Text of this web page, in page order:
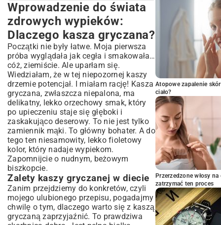
Wprowadzenie do świata zdrowych
wypieków: Dlaczego kasza gryczana?
Zalety kaszy gryczanej w diecie
Bezglutenowa alternatywa dla
tradycyjnych ciast
Kompletny przepis na zdrowe ciasto z
kaszy gryczanej
Niezbędne składniki do przygotowania
ciasta
Krok po kroku: Jak przygotować idealne
ciasto gryczane?
Wariacje i modyfikacje: Personalizuj
swoje zdrowe ciasto!
Dodatki owocowe i warzywne
Słodziki naturalne: Co zamiast cukru?
Wersje wegańskie i bez laktozy
Porady eksperta: Jak przechowywać i
serwować ciasto gryczane?
Optymalne warunki przechowywania
Pomysły na zdrowe dodatki i dekoracje
Podsumowanie: Smacznie i zdrowo z
Wprowadzenie do świata
zdrowych wypieków:
Dlaczego kasza gryczana?
Początki nie były łatwe. Moja pierwsza
próba wyglądała jak cegła i smakowała…
cóż, ziemiście. Ale uparłam się.
Wiedziałam, że w tej niepozornej kaszy
drzemie potencjał. I miałam rację! Kasza
gryczana, zwłaszcza niepalona, ma
delikatny, lekko orzechowy smak, który
po upieczeniu staje się głęboki i
zaskakująco deserowy. To nie jest tylko
zamiennik mąki. To główny bohater. A do
tego ten niesamowity, lekko fioletowy
kolor, który nadaje wypiekom.
Zapomnijcie o nudnym, beżowym
biszkopcie.
Zalety kaszy gryczanej w diecie
Zanim przejdziemy do konkretów, czyli
mojego ulubionego przepisu, pogadajmy
chwilę o tym, dlaczego warto się z kaszą
gryczaną zaprzyjaźnić. To prawdziwa
Atopowe zapalenie
ciało?
Przerzedzone włosy
zatrzymać ten proces